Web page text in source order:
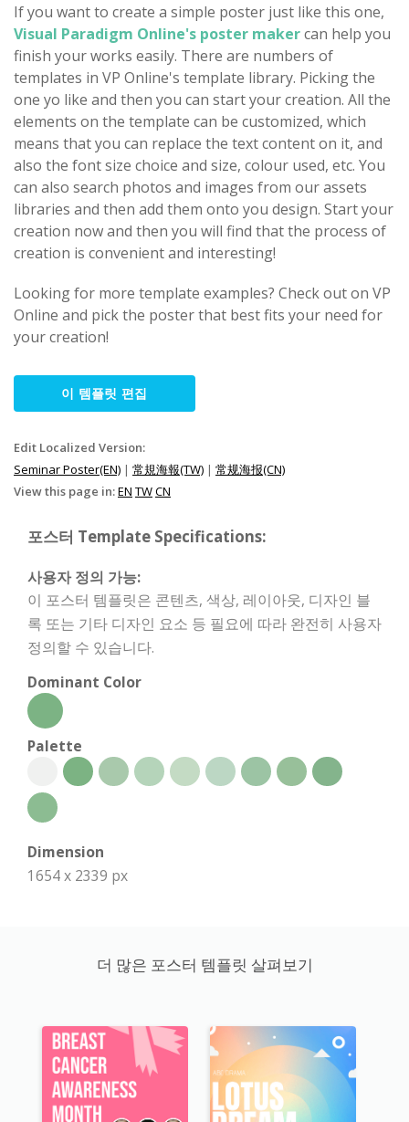
If you want to create a simple poster just like this one,
Visual Paradigm Online's poster makercan help you
finish your works easily. There are numbers of
templates in VP Online's template library. Picking the
one yo like and then you can start your creation. All the
elements on the template can be customized, which
means that you can replace the text content on it, and
also the font size choice and size, colour used, etc. You
can also search photos and images from our assets
libraries and then add them onto you design. Start your
creation now and then you will find that the process of
creation is convenient and interesting!
Looking for more template examples? Check out on VP
Online and pick the poster that best fits your need for
your creation!
이 템플릿 편집
Edit Localized Version:
Seminar Poster(EN) | 常規海報(TW) | 常规海报(CN)
View this page in:EN TWCN
포스터 Template Specifications:
사용자 정의 가능:
이 포스터 템플릿은 콘텐츠, 색상, 레이아웃, 디자인 블
록 또는 기타 디자인 요소 등 필요에 따라 완전히 사용자
정의할 수 있습니다.
Dominant Color
Palette
Dimension
1654 x 2339 px
더 많은 포스터 템플릿 살펴보기